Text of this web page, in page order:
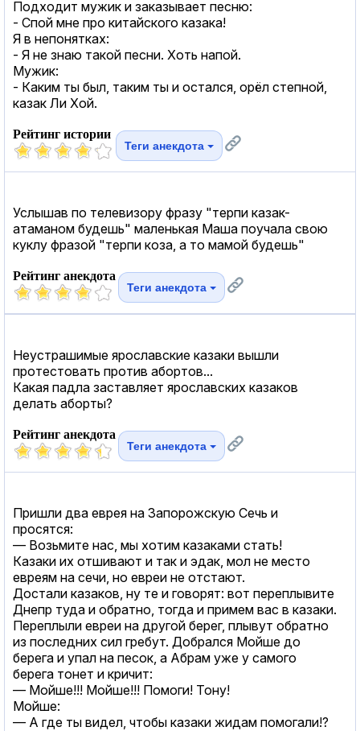
Подходит мужик и заказывает песню:
- Спой мне про китайского казака!
Я в непонятках:
- Я не знаю такой песни. Хоть напой.
Мужик:
- Каким ты был, таким ты и остался, орёл степной,
казак Ли Хой.
Рейтинг истории
Теги анекдота
Услышав по телевизору фразу "терпи казак-
атаманом будешь" маленькая Маша поучала свою
куклу фразой "терпи коза, а то мамой будешь"
Рейтинг анекдота
Теги анекдота
Неустрашимые ярославские казаки вышли
протестовать против абортов...
Какая падла заставляет ярославских казаков
делать аборты?
Рейтинг анекдота
Теги анекдота
Пришли два еврея на Запорожскую Сечь и
просятся:
— Возьмите нас, мы хотим казаками стать!
Казаки их отшивают и так и эдак, мол не место
евреям на сечи, но евреи не отстают.
Достали казаков, ну те и говорят: вот переплывите
Днепр туда и обратно, тогда и примем вас в казаки.
Переплыли евреи на другой берег, плывут обратно
из последних сил гребут. Добрался Мойше до
берега и упал на песок, а Абрам уже у самого
берега тонет и кричит:
— Мойше!!! Мойше!!! Помоги! Тону!
Мойше:
— А где ты видел, чтобы казаки жидам помогали!?